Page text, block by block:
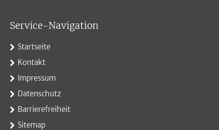
Service-Navigation
Startseite
Kontakt
Impressum
Datenschutz
Barrierefreiheit
Sitemap